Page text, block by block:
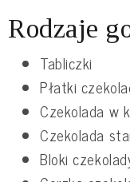
Rodzaje
Tabliczki
Płatki
Czekolada w
Czekolada
Bloki